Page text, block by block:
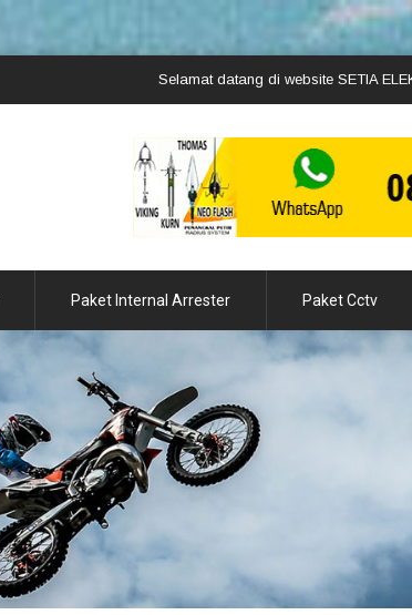
Selamat datang di website SETIA ELEKTRO jasa
Paket Internal Arrester Paket Cctv